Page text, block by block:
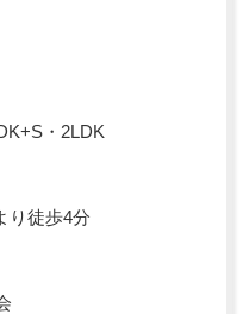
・2LDK
り徒歩4分